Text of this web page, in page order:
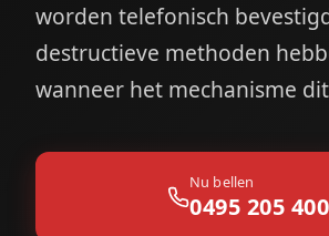
worden telefonisch
destructieve methoden
wanneer het mechanisme
Nu bellen
0495 205 400